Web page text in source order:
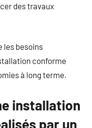
des travaux
les besoins
conforme
à long terme.
installation
par un